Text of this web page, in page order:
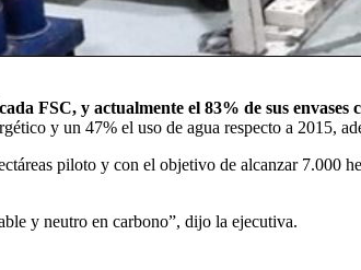
FSC, y actualmente el 83% de sus envases
y un 47% el uso de agua respecto a 2015,
piloto y con el objetivo de alcanzar 7.000
y neutro en carbono”, dijo la ejecutiva.